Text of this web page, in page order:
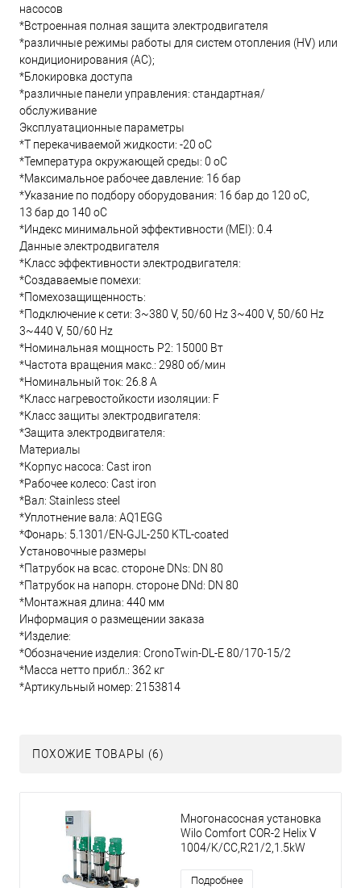
насосов
*Встроенная полная защита электродвигателя
*различные режимы работы для систем отопления (HV) или
кондиционирования (AC);
*Блокировка доступа
*различные панели управления: стандартная/
обслуживание
Эксплуатационные параметры
*T перекачиваемой жидкости: -20 oC
*Температура окружающей среды: 0 oC
*Максимальное рабочее давление: 16 бар
*Указание по подбору оборудования: 16 бар до 120 oC,
13 бар до 140 oC
*Индекс минимальной эффективности (MEI): 0.4
Данные электродвигателя
*Класс эффективности электродвигателя:
*Создаваемые помехи:
*Помехозащищенность:
*Подключение к сети: 3~380 V, 50/60 Hz 3~400 V, 50/60 Hz
3~440 V, 50/60 Hz
*Номинальная мощность Р2: 15000 Вт
*Частота вращения макс.: 2980 об/мин
*Номинальный ток: 26.8 А
*Класс нагревостойкости изоляции: F
*Класс защиты электродвигателя:
*Защита электродвигателя:
Материалы
*Корпус насоса: Cast iron
*Рабочее колесо: Cast iron
*Вал: Stainless steel
*Уплотнение вала: AQ1EGG
*Фонарь: 5.1301/EN-GJL-250 KTL-coated
Установочные размеры
*Патрубок на всас. стороне DNs: DN 80
*Патрубок на напорн. стороне DNd: DN 80
*Монтажная длина: 440 мм
Информация о размещении заказа
*Изделие:
*Обозначение изделия: CronoTwin-DL-E 80/170-15/2
*Масса нетто прибл.: 362 кг
*Артикульный номер: 2153814
ПОХОЖИЕ ТОВАРЫ (6)
Многонасосная установка
Wilo Comfort COR-2 Helix V
1004/K/CC,R21/2,1.5kW
Подробнее